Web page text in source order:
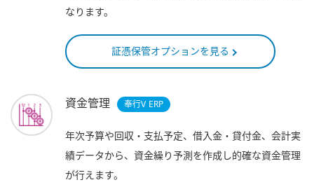
なります。
証憑保管オプションを見る
資金管理 奉行V ERP
年次予算や回収・支払予定、借入金・貸付金、会計実
績データから、資金繰り予測を作成し的確な資金管理
が行えます。